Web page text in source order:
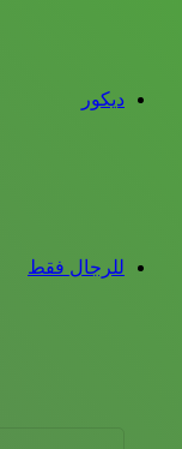
ديكور
للرجال فقط